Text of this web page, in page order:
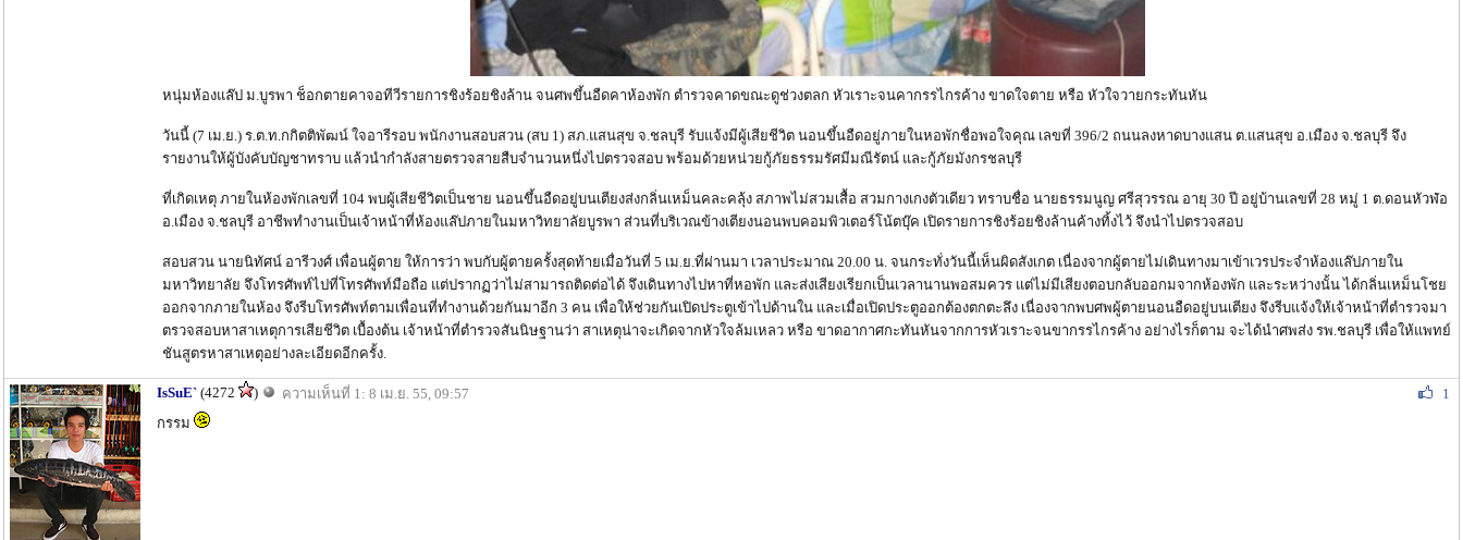
หนุ่มห้องแล๊ป ม.บูรพา ช็อกตายคาจอทีวีรายการชิงร้อยชิงล้าน จนศพขึ้นอืดคาห้องพัก ตำรวจคาดขณะดูช่วงตลก หัวเราะจนคากรรไกรค้าง ขาดใจตาย หรือ หัวใจวายกระทันหัน
วันนี้ (7 เม.ย.) ร.ต.ท.กกิตติพัฒน์ ใจอารีรอบ พนักงานสอบสวน (สบ 1) สภ.แสนสุข จ.ชลบุรี รับแจ้งมีผู้เสียชีวิต นอนขึ้นอืดอยู่ภายในหอพักชื่อพอใจคุณ เลขที่ 396/2 ถนนลงหาดบางแสน ต.แสนสุข อ.เมือง จ.ชลบุรี จึง
รายงานให้ผู้บังคับบัญชาทราบ แล้วนำกำลังสายตรวจสายสืบจำนวนหนึ่งไปตรวจสอบ พร้อมด้วยหน่วยกู้ภัยธรรมรัศมีมณีรัตน์ และกู้ภัยมังกรชลบุรี
ที่เกิดเหตุ ภายในห้องพักเลขที่ 104 พบผู้เสียชีวิตเป็นชาย นอนขึ้นอืดอยู่บนเตียงส่งกลิ่นเหม็นคละคลุ้ง สภาพไม่สวมเสื้อ สวมกางเกงตัวเดียว ทราบชื่อ นายธรรมนูญ ศรีสุวรรณ อายุ 30 ปี อยู่บ้านเลขที่ 28 หมู่ 1 ต.ดอนหัวฬ่อ
อ.เมือง จ.ชลบุรี อาชีพทำงานเป็นเจ้าหน้าที่ห้องแล๊ปภายในมหาวิทยาลัยบูรพา ส่วนที่บริเวณข้างเตียงนอนพบคอมพิวเตอร์โน้ตบุ๊ค เปิดรายการชิงร้อยชิงล้านค้างทิ้งไว้ จึงนำไปตรวจสอบ
สอบสวน นายนิทัศน์ อารีวงศ์ เพื่อนผู้ตาย ให้การว่า พบกับผู้ตายครั้งสุดท้ายเมื่อวันที่ 5 เม.ย.ที่ผ่านมา เวลาประมาณ 20.00 น. จนกระทั่งวันนี้เห็นผิดสังเกต เนื่องจากผู้ตายไม่เดินทางมาเข้าเวรประจำห้องแล๊ปภายใน
มหาวิทยาลัย จึงโทรศัพท์ไปที่โทรศัพท์มือถือ แต่ปรากฏว่าไม่สามารถติดต่อได้ จึงเดินทางไปหาที่หอพัก และส่งเสียงเรียกเป็นเวลานานพอสมควร แต่ไม่มีเสียงตอบกลับออกมจากห้องพัก และระหว่างนั้น ได้กลิ่นเหม็นโชย
ออกจากภายในห้อง จึงรีบโทรศัพท์ตามเพื่อนที่ทำงานด้วยกันมาอีก 3 คน เพื่อให้ช่วยกันเปิดประตูเข้าไปด้านใน และเมื่อเปิดประตูออกต้องตกตะลึง เนื่องจากพบศพผู้ตายนอนอืดอยู่บนเตียง จึงรีบแจ้งให้เจ้าหน้าที่ตำรวจมา
ตรวจสอบหาสาเหตุการเสียชีวิต เบื้องต้น เจ้าหน้าที่ตำรวจสันนิษฐานว่า สาเหตุน่าจะเกิดจากหัวใจล้มเหลว หรือ ขาดอากาศกะทันหันจากการหัวเราะจนขากรรไกรค้าง อย่างไรก็ตาม จะได้นำศพส่ง รพ.ชลบุรี เพื่อให้แพทย์
ชันสูตรหาสาเหตุอย่างละเอียดอีกครั้ง.
IsSuE` (4272 ) ความเห็นที่ 1: 8 เม.ย. 55, 09:57
1
กรรม